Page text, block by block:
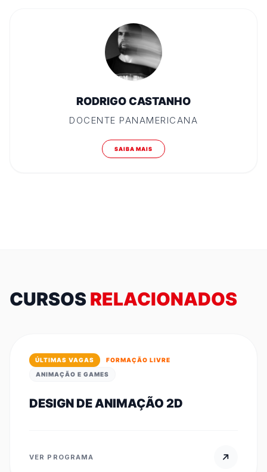
RODRIGO CASTANHO
DOCENTE PANAMERICANA
SAIBA MAIS
CURSOSRELACIONADOS
ÚLTIMAS VAGAS
FORMAÇÃO LIVRE
ANIMAÇÃO E GAMES
DESIGN DE ANIMAÇÃO 2D
VER PROGRAMA